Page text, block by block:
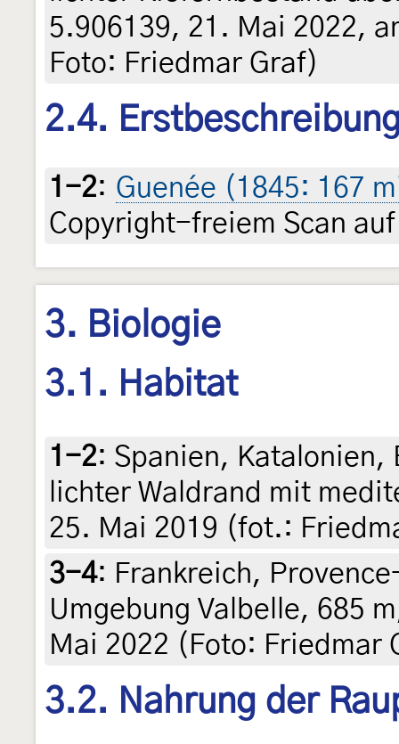
5.906139, 21. Mai 2022,
Foto: Friedmar Graf)
2.4.
1-2: Guenée (1845: 167
Copyright-freiem Scan
3. Biologie
3.1. Habitat
1-2: Spanien, Katalonien,
lichter Waldrand mit
25. Mai 2019 (fot.:
3-4: Frankreich,
Umgebung Valbelle, 685
Mai 2022 (Foto: Friedmar
3.2. Nahrung der